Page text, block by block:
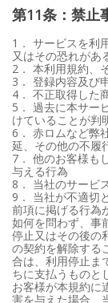
第11条：禁止
1． サービスを利
又はその恐れがあ
2． 本利用規約、
3． 登録内容及び
4． 不正取得した
5． 過去に本サー
けていることが判
6． 赤ロムなど弊
延、その他の不履
7． 他のお客様も
与える行為
8． 当社のサービ
9． 当社が不適切
前項に掲げる行為
如何を問わず、事
停止又はその後の
の契約を解除する
合は、利用停止ま
ちに支払うものと
お客様が本規約に
害を与えた場合、